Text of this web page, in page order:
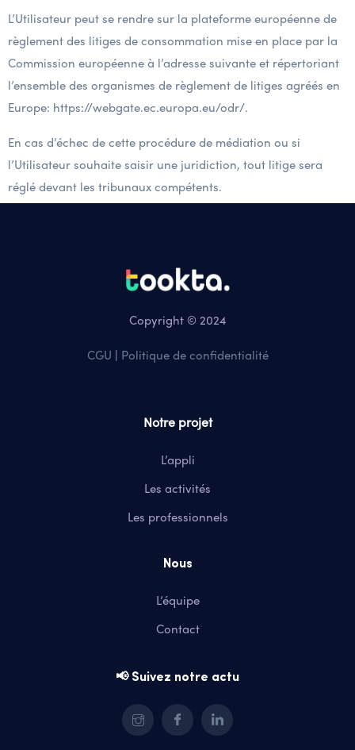
L’Utilisateur peut se rendre sur la plateforme européenne de
règlement des litiges de consommation mise en place par la
Commission européenne à l’adresse suivante et répertoriant
l’ensemble des organismes de règlement de litiges agréés en
Europe: https://webgate.ec.europa.eu/odr/.
En cas d’échec de cette procédure de médiation ou si
l’Utilisateur souhaite saisir une juridiction, tout litige sera
réglé devant les tribunaux compétents.
Copyright © 2024
CGU | Politique de confidentialité
Notre projet
L’appli
Les activités
Les professionnels
Nous
L’équipe
Contact
📢 Suivez notre actu